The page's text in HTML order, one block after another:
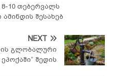
10 თებერვალს
შესახებ
NEXT
გლობალური
შედის